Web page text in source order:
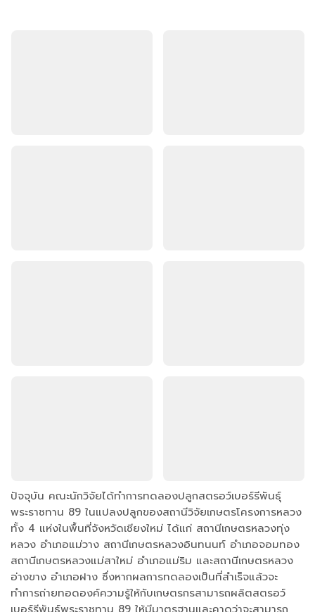
ปัจจุบัน คณะนักวิจัยได้ทำการทดลองปลูกสตรอว์เบอร์รีพันธุ์
พระราชทาน 89 ในแปลงปลูกของสถานีวิจัยเกษตรโครงการหลวง
ทั้ง 4 แห่งในพื้นที่จังหวัดเชียงใหม่ ได้แก่ สถานีเกษตรหลวงทุ่ง
หลวง อำเภอแม่วาง สถานีเกษตรหลวงอินทนนท์ อำเภอจอมทอง
สถานีเกษตรหลวงแม่สาใหม่ อำเภอแม่ริม และสถานีเกษตรหลวง
อ่างขาง อำเภอฝาง ซึ่งหากผลการทดลองเป็นที่สำเร็จแล้วจะ
ทำการถ่ายทอดองค์ความรู้ให้กับเกษตรกรสามารถผลิตสตรอว์